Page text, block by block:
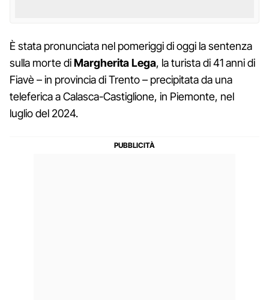
È stata pronunciata nel pomeriggi di oggi la sentenza
sulla morte diMargherita Lega, la turista di 41 anni di
Fiavè – in provincia di Trento – precipitata da una
teleferica a Calasca-Castiglione, in Piemonte, nel
luglio del 2024.